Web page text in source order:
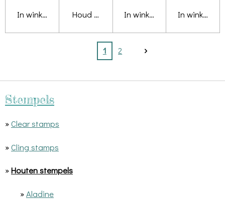
In winkelwagenHoud mij op de hoogte
In winkelwagenIn
1 2
Stempels
»Clear stamps
»Cling stamps
»Houten stempels
»Aladine